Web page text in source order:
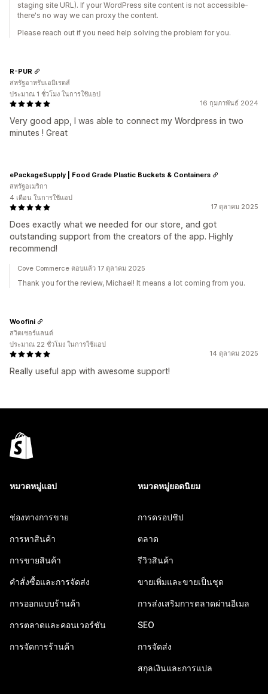
staging site URL). If your WordPress site content is not accessible-
there's no way we can proxy the content.
Please reach out if you need help solving the problem for you.
16 กุมภาพันธ์ 2024
Very good app, I was able to connect my Wordpress in two
minutes ! Great
R-PUR
สหรัฐอาหรับเอมิเรตส์
ประมาณ 1 ชั่วโมง ในการใช้แอป
17 ตุลาคม 2025
Does exactly what we needed for our store, and got
outstanding support from the creators of the app. Highly
recommend!
ePackageSupply | Food Grade Plastic Buckets & Containers
สหรัฐอเมริกา
4 เดือน ในการใช้แอป
Cove Commerce ตอบแล้ว 17 ตุลาคม 2025
Thank you for the review, Michael! It means a lot coming from you.
14 ตุลาคม 2025
Really useful app with awesome support!
Woofini
สวิตเซอร์แลนด์
ประมาณ 22 ชั่วโมง ในการใช้แอป
หมวดหมู่แอป
ช่องทางการขาย
การหาสินค้า
การขายสินค้า
คำสั่งซื้อและการจัดส่ง
การออกแบบร้านค้า
การตลาดและคอนเวอร์ชัน
การจัดการร้านค้า
หมวดหมู่ยอดนิยม
การดรอปชิป
ตลาด
รีวิวสินค้า
ขายเพิ่มและขายเป็นชุด
การส่งเสริมการตลาดผ่านอีเมล
SEO
การจัดส่ง
สกุลเงินและการแปล